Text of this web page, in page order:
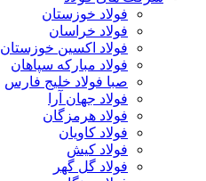
فولاد خوزستان
فولاد خراسان
فولاد اکسین خوزستان
فولاد مبارکه سپاهان
صبا فولاد خلیج فارس
فولاد جهان آرا
فولاد هرمزگان
فولاد کاویان
فولاد کیش
فولاد گل گهر